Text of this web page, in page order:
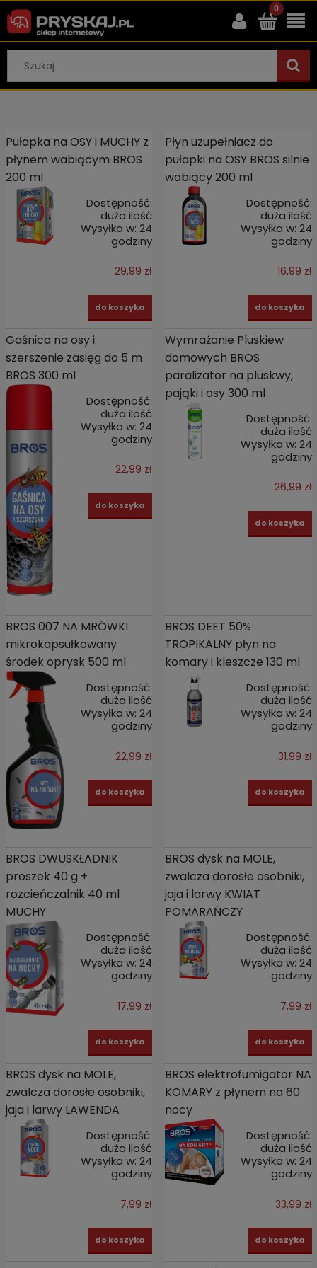
Pułapka na OSY i MUCHY z
płynem wabiącym BROS
200 ml
Dostępność:
duża ilość
Wysyłka w: 24
godziny
29,99 zł
do koszyka
Płyn uzupełniacz do
pułapki na OSY BROS silnie
wabiący 200 ml
Dostępność:
duża ilość
Wysyłka w: 24
godziny
16,99 zł
do koszyka
Gaśnica na osy i
szerszenie zasięg do 5 m
BROS 300 ml
Dostępność:
duża ilość
Wysyłka w: 24
godziny
22,99 zł
do koszyka
Wymrażanie Pluskiew
domowych BROS
paralizator na pluskwy,
pająki i osy 300 ml
Dostępność:
duża ilość
Wysyłka w: 24
godziny
26,99 zł
do koszyka
BROS 007 NA MRÓWKI
mikrokapsułkowany
środek oprysk 500 ml
Dostępność:
duża ilość
Wysyłka w: 24
godziny
22,99 zł
do koszyka
BROS DEET 50%
TROPIKALNY płyn na
komary i kleszcze 130 ml
Dostępność:
duża ilość
Wysyłka w: 24
godziny
31,99 zł
do koszyka
BROS DWUSKŁADNIK
proszek 40 g +
rozcieńczalnik 40 ml
MUCHY
Dostępność:
duża ilość
Wysyłka w: 24
godziny
17,99 zł
do koszyka
BROS dysk na MOLE,
zwalcza dorosłe osobniki,
jaja i larwy KWIAT
POMARAŃCZY
Dostępność:
duża ilość
Wysyłka w: 24
godziny
7,99 zł
do koszyka
BROS dysk na MOLE,
zwalcza dorosłe osobniki,
jaja i larwy LAWENDA
Dostępność:
duża ilość
Wysyłka w: 24
godziny
7,99 zł
do koszyka
BROS elektrofumigator NA
KOMARY z płynem na 60
nocy
Dostępność:
duża ilość
Wysyłka w: 24
godziny
33,99 zł
do koszyka